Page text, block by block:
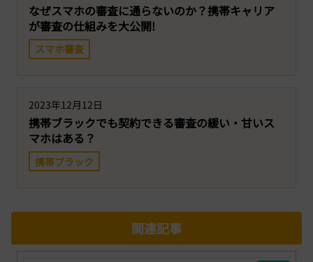
なぜスマホの審査に通らないのか？携帯キャリア
が審査の仕組みを大公開!
スマホ審査
2023年12月12日
携帯ブラックでも契約できる審査の緩い・甘いス
マホはある？
携帯ブラック
関連記事